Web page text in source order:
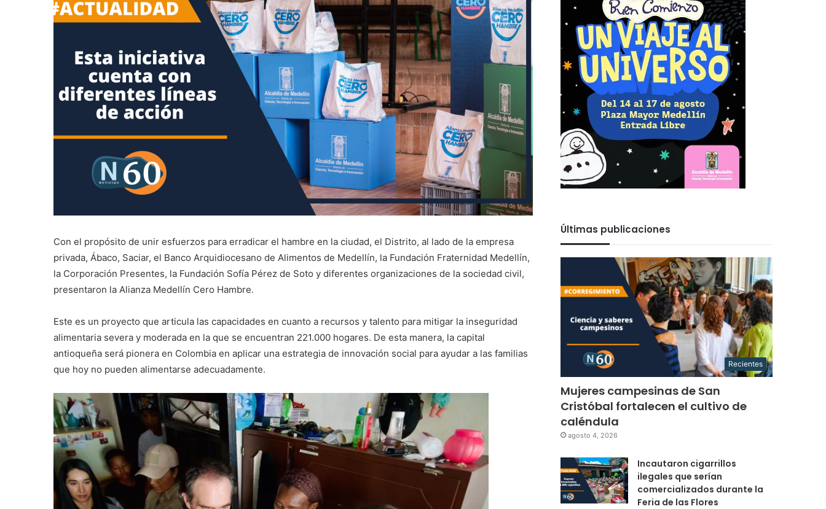
Con el propósito de unir esfuerzos para erradicar el hambre en la ciudad, el Distrito, al lado de la empresa
privada, Ábaco, Saciar, el Banco Arquidiocesano de Alimentos de Medellín, la Fundación Fraternidad Medellín,
la Corporación Presentes, la Fundación Sofía Pérez de Soto y diferentes organizaciones de la sociedad civil,
presentaron la Alianza Medellín Cero Hambre.
Este es un proyecto que articula las capacidades en cuanto a recursos y talento para mitigar la inseguridad
alimentaria severa y moderada en la que se encuentran 221.000 hogares. De esta manera, la capital
antioqueña será pionera en Colombia en aplicar una estrategia de innovación social para ayudar a las familias
que hoy no pueden alimentarse adecuadamente.
Últimas publicaciones
Recientes
Mujeres campesinas de San
Cristóbal fortalecen el cultivo de
caléndula
agosto 4, 2026
Incautaron cigarrillos
ilegales que serían
comercializados durante la
Feria de las Flores